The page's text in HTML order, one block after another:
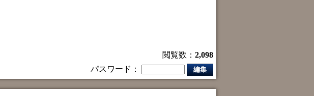
閲覧数： 2,098
パスワード：
編集